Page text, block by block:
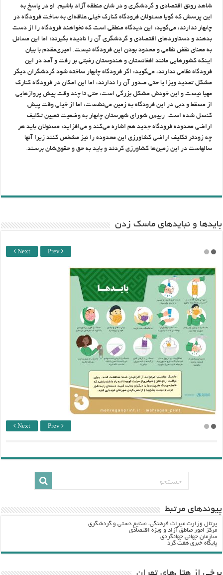
شاهد رونق اقتصادی و گردشگری و در شان منطقه آزاد باشیم. او در پاسخ به
این پرسش که گویا مسئولان فرودگاه کنارک خیلی علاقه‌ای به ساخت فرودگاه در
چابهار ندارند، می‌گوید: این دیدگاه منطقی است که نخواهند فرودگاه را از دست
بدهند و دستاوردهای اقتصادی و گردشگری آن را نادیده بگیرند؛ اما این مسائل
به معنای نقض نظامی و محدود بودن این فرودگاه نیست. امیری‌مقدم با بیان
اینکه کشورهایی مانند افغانستان و هندوستان رغبتی بر رفت و آمد در این
فرودگاه نظامی ندارند، می‌گوید: اگر فرودگاه چابهار ساخته شود گردشگران دیگر
مشکل تمدید ویزا یا حتی صدور آن را ندارند، اما این امکان در فرودگاه کنارک
مهیا نیست و این خودش مشکل بزرگی است، حتی تا چند وقت پیش پروازهایی
از مسقط و دبی در این فرودگاه به زمین می‌نشست، اما از خیلی وقت پیش
کنسل شده است. رییس شورای شهرستان چابهار به وضعیت تعیین تکلیف
اراضی محدوده فرودگاه جدید هم اشاره می‌کند و می‌افزاید: مسئولان باید هر
چه زودتر تکلیف اراضی کشاورزی این محدوده را نیز مشخص کنند زیرا آنها
سالهاست در این زمین‌ها کشاورزی کردند و باید به حق و حقوق‌شان برسند.
باید‌ها و نبایدهای ماسک زدن
Next Prev
Next Prev
پيوندهاي مرتبط
پرتال وزارت ميراث فرهنگي، صنایع دستی و گردشگري
مرکز امور مناطق آزاد و ویژه اقتصادی
سازمان جهانی جهانگردی
پایگاه خبری هفت گرد